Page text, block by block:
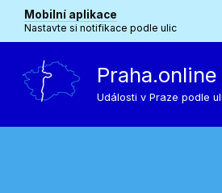
Mobilní aplikace
Nastavte si notifikace podle ulic
Praha.online
Události v Praze podle